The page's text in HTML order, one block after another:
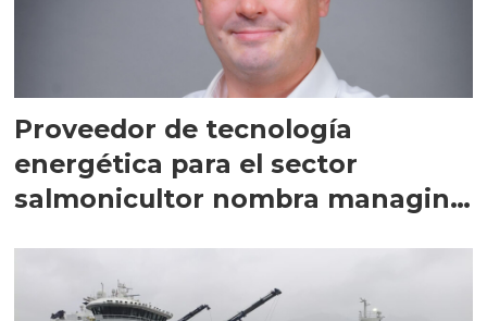
Proveedor de tecnología
energética para el sector
salmonicultor nombra managing